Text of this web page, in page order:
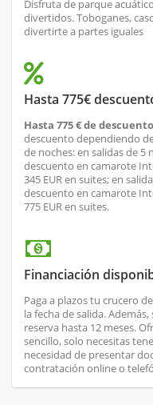
Disfruta de parque
divertidos. Toboganes,
divertirte a partes iguales
Hasta 775€
Hasta 775 € de descuento
descuento dependiendo
de noches: en salidas de 5
descuento en camarote
345 EUR en suites; en
descuento en camarote
775 EUR en suites.
Financiación
Paga a plazos tu crucero
la fecha de salida.
reserva hasta 12 meses.
sencillo, solo necesitas
necesidad de presentar
contratación online o